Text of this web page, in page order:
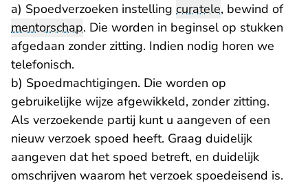
a) Spoedverzoeken instelling curatele, bewind of
mentorschap. Die worden in beginsel op stukken
afgedaan zonder zitting. Indien nodig horen we
telefonisch.
b) Spoedmachtigingen. Die worden op
gebruikelijke wijze afgewikkeld, zonder zitting.
Als verzoekende partij kunt u aangeven of een
nieuw verzoek spoed heeft. Graag duidelijk
aangeven dat het spoed betreft, en duidelijk
omschrijven waarom het verzoek spoedeisend is.